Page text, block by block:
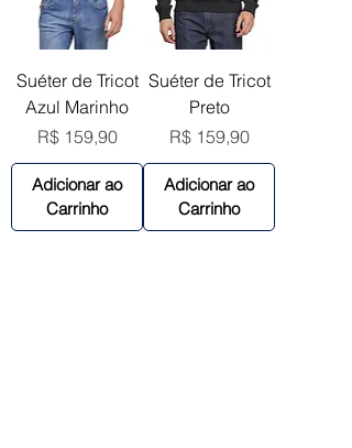
Suéter de Tricot
Azul Marinho
Preço
R$ 159,90
Adicionar ao
Carrinho
Suéter de Tricot
Preto
Preço
R$ 159,90
Adicionar ao
Carrinho